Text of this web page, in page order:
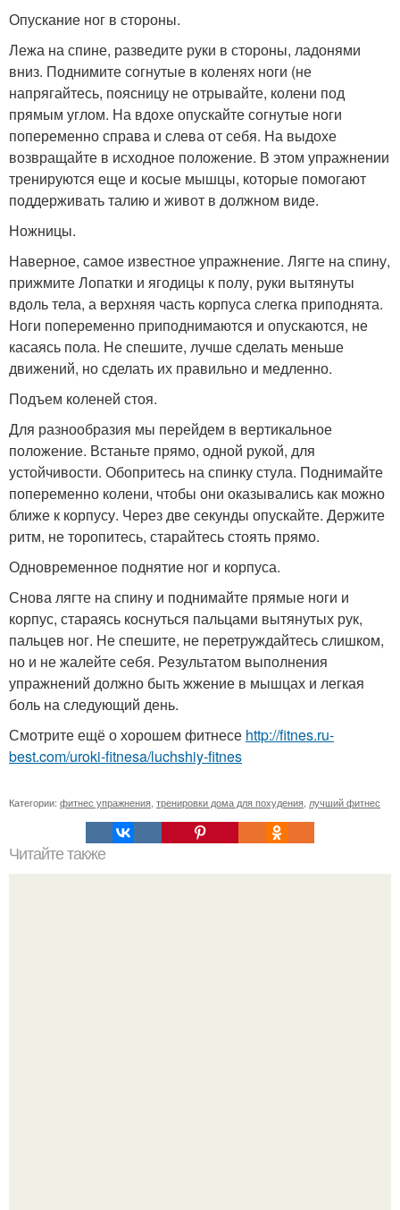
Опускание ног в стороны.
Лежа на спине, разведите руки в стороны, ладонями
вниз. Поднимите согнутые в коленях ноги (не
напрягайтесь, поясницу не отрывайте, колени под
прямым углом. На вдохе опускайте согнутые ноги
попеременно справа и слева от себя. На выдохе
возвращайте в исходное положение. В этом упражнении
тренируются еще и косые мышцы, которые помогают
поддерживать талию и живот в должном виде.
Ножницы.
Наверное, самое известное упражнение. Лягте на спину,
прижмите Лопатки и ягодицы к полу, руки вытянуты
вдоль тела, а верхняя часть корпуса слегка приподнята.
Ноги попеременно приподнимаются и опускаются, не
касаясь пола. Не спешите, лучше сделать меньше
движений, но сделать их правильно и медленно.
Подъем коленей стоя.
Для разнообразия мы перейдем в вертикальное
положение. Встаньте прямо, одной рукой, для
устойчивости. Обопритесь на спинку стула. Поднимайте
попеременно колени, чтобы они оказывались как можно
ближе к корпусу. Через две секунды опускайте. Держите
ритм, не торопитесь, старайтесь стоять прямо.
Одновременное поднятие ног и корпуса.
Снова лягте на спину и поднимайте прямые ноги и
корпус, стараясь коснуться пальцами вытянутых рук,
пальцев ног. Не спешите, не перетруждайтесь слишком,
но и не жалейте себя. Результатом выполнения
упражнений должно быть жжение в мышцах и легкая
боль на следующий день.
Смотрите ещё о хорошем фитнесе http://fitnes.ru-
best.com/uroki-fitnesa/luchshiy-fitnes
Категории: фитнес упражнения тренировки дома для похудения лучший фитнес
Читайте также